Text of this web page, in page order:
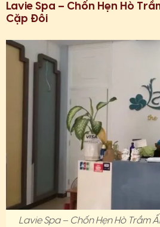
Lavie Spa – Chốn Hẹn Hò
Cặp Đôi
Lavie Spa – Chốn Hẹn Hò Trầm